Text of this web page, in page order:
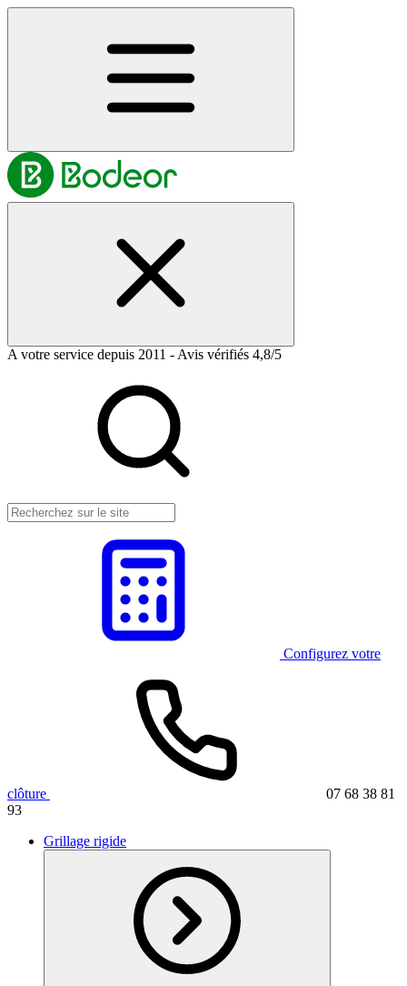
A votre service depuis 2011 - Avis vérifiés 4,8/5
Configurez votre
clôture
07 68 38 81
93
Grillage rigide